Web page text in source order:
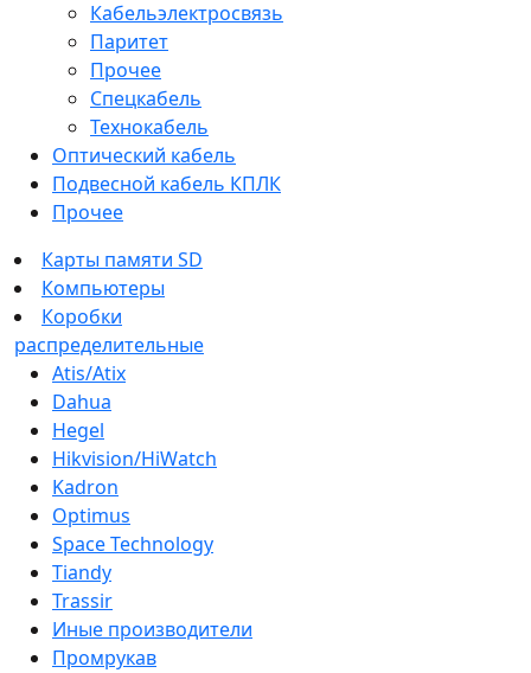
Кабельэлектросвязь
Паритет
Прочее
Спецкабель
Технокабель
Оптический кабель
Подвесной кабель КПЛК
Прочее
Карты памяти SD
Компьютеры
Коробки
распределительные
Atis/Atix
Dahua
Hegel
Hikvision/HiWatch
Kadron
Optimus
Space Technology
Tiandy
Trassir
Иные производители
Промрукав